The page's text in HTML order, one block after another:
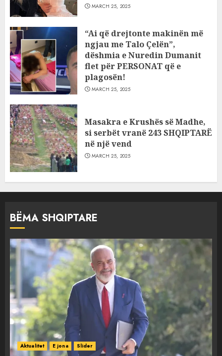
MARCH 25, 2025
“Ai që drejtonte makinën më
ngjau me Talo Çelën”,
dëshmia e Nuredin Dumanit
flet për PERSONAT që e
plagosën!
MARCH 25, 2025
Masakra e Krushës së Madhe,
si serbët vranë 243 SHQIPTARË
në një vend
MARCH 25, 2025
BËMA SHQIPTARE
Aktualitet E jona Slider